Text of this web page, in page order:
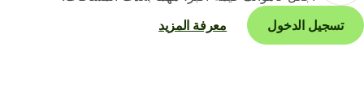
تسجيل الدخول
معرفة المزيد